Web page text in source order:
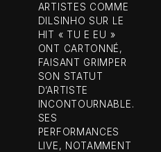
ARTISTES COMME
DILSINHO SUR LE
HIT « TU E EU »
ONT CARTONNÉ,
FAISANT GRIMPER
SON STATUT
D’ARTISTE
INCONTOURNABLE.
SES
PERFORMANCES
LIVE, NOTAMMENT